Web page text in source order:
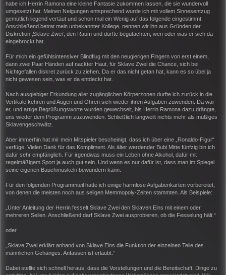
habe ich Herrin Ramona eine kleine Fantasie zukommen lassen, die sie wundervoll
umgesetzt hat. Meinen Neigungen entsprechend wurde ich mit vollem Sinnesentzug
gemütlich liegend vertäut und schon mal ein Wenig auf das folgende eingestimmt.
Anschließend betrat mein unbekannter Kollege, nennen wir ihn aus Gründen der
Diskretion ‚Sklave Zwei‘, den Raum und durfte begutachten, wen oder was er sich da
eingebrockt hat.
Für mich ein gefühlsintensiver Blindflug mit den neugierigen Fingern von erst einem,
dann zwei Paar Händen auf nackter Haut, für Sklave Zwei die Chance, sich bei
Nichtgefallen diskret zurück zu ziehen. Da er das nicht getan hat, kann es so übel ja
nicht gewesen sein, was er da entdeckt hat.
Nach ausgiebiger Erkundung aller zugänglichen Körperzonen durfte ich zurück in die
Vertikale kehren und Augen und Ohren sich wieder ihren Aufgaben zuwenden. Da war
er, und artige Begrüßungsworte wurden gewechselt, bis Herrin Ramona dazu drängte,
uns wieder dem Programm zuzuwenden. Schließlich langweilt nichts mehr als müßiges
Sklavengeschwätz.
Aber immerhin hat mir mein Mitspieler bescheinigt, dass ich über eine „Ronaldo-Figur“
verfüge. Vielen Dank für das Kompliment. Als älter werdender Bubi Mitte fünfzig bin ich
dafür sehr empfänglich. Für irgendwas muss ein Leben ohne Alkohol, dafür mit
regelmäßigem Sport ja auch gut sein. Und wenn es nur dafür ist, dass man im Spiegel
seine eigenen Bauchmuskeln bewundern kann.
Für den folgenden Programmteil hatte ich einige harmlose Aufgabenkarten vorbereitet,
von denen die meisten noch aus seligen Memmopoly-Zeiten stammten. Als Beispiele:
„Unter Anleitung der Herrin fesselt Sklave Zwei den Sklaven Eins mit einem oder
mehreren Seilen. Anschließend darf Sklave Zwei ausprobieren, ob die Fesselung hält.“
oder
„Sklave Zwei erklärt anhand von Sklave Eins die Funktion der einzelnen Teile des
männlichen Gehänges. Anfassen ist erlaubt.“
Dabei stellte sich schnell heraus, dass die Vorstellungen und die Bereitschaft, Dinge zu